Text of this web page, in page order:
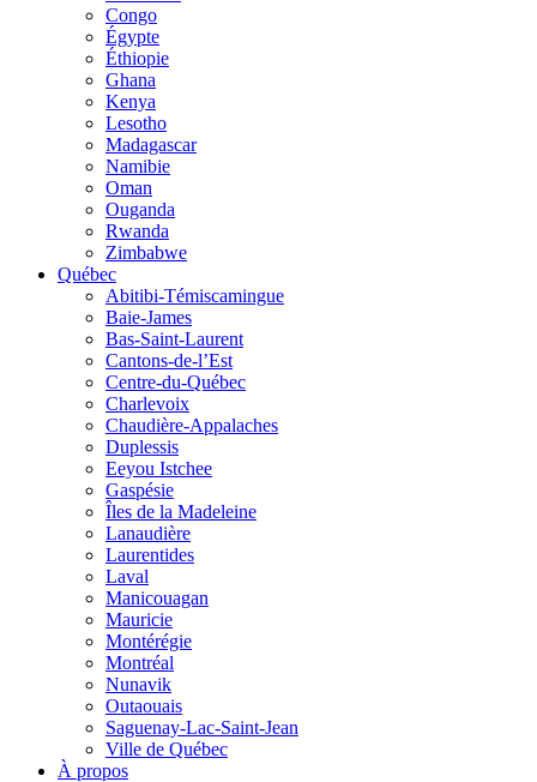
Congo
Égypte
Éthiopie
Ghana
Kenya
Lesotho
Madagascar
Namibie
Oman
Ouganda
Rwanda
Zimbabwe
Québec
Abitibi-Témiscamingue
Baie-James
Bas-Saint-Laurent
Cantons-de-l’Est
Centre-du-Québec
Charlevoix
Chaudière-Appalaches
Duplessis
Eeyou Istchee
Gaspésie
Îles de la Madeleine
Lanaudière
Laurentides
Laval
Manicouagan
Mauricie
Montérégie
Montréal
Nunavik
Outaouais
Saguenay-Lac-Saint-Jean
Ville de Québec
À propos